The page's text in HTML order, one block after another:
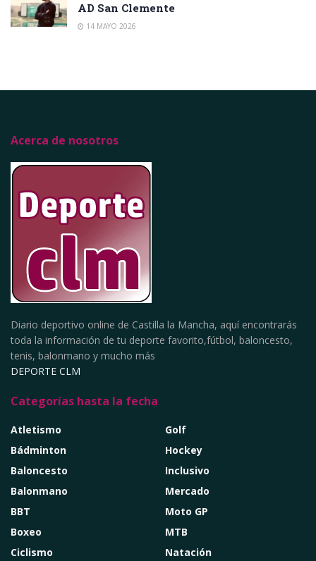
AD San Clemente
14 MAYO 2026
Acerca de nosotros
Diario deportivo online de Castilla la Mancha, aquí encontrarás
toda la información de tu deporte favorito,fútbol, baloncesto,
tenis, balonmano y mucho más
DEPORTE CLM
Categorías hasta la fecha
Atletismo
Bádminton
Baloncesto
Balonmano
BBT
Boxeo
Ciclismo
Golf
Hockey
Inclusivo
Mercado
Moto GP
MTB
Natación